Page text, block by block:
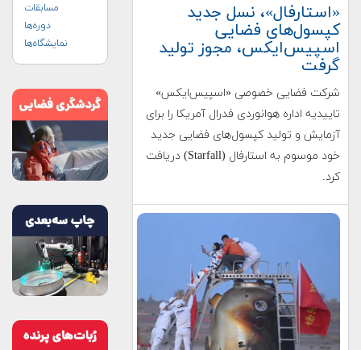
«استارفال»، نسل جدید
کپسول‌های فضایی
اسپیس‌ایکس، مجوز تولید
گرفت
شرکت فضایی خصوصی «اسپیس‌ایکس»
تاییدیه اداره هوانوردی فدرال آمریکا را برای
آزمایش و تولید کپسول‌های فضایی جدید
خود موسوم به استارفال (Starfall) دریافت
کرد.
مسابقات
دوره‌ها
نمایشگاه‌ها